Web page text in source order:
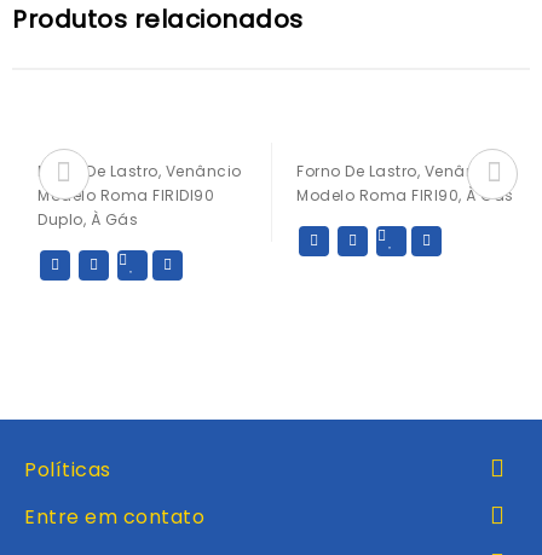
Produtos relacionados
Forno De Lastro, Venâncio
Modelo Roma FIRIDI90
Duplo, À Gás
Forno De Lastro, Venâncio
Modelo Roma FIRI90, À Gás
Políticas
Entre em contato